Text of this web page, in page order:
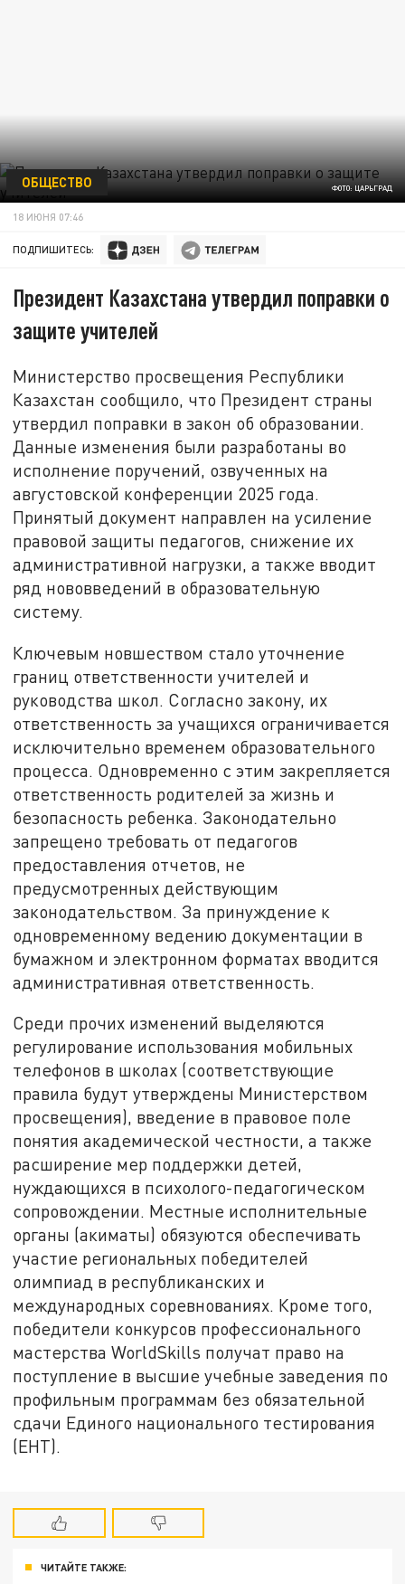
ФОТО: ЦАРЬГРАД
ОБЩЕСТВО
18 ИЮНЯ 07:46
ПОДПИШИТЕСЬ:
Президент Казахстана утвердил поправки о
защите учителей
Министерство просвещения Республики
Казахстан сообщило, что Президент страны
утвердил поправки в закон об образовании.
Данные изменения были разработаны во
исполнение поручений, озвученных на
августовской конференции 2025 года.
Принятый документ направлен на усиление
правовой защиты педагогов, снижение их
административной нагрузки, а также вводит
ряд нововведений в образовательную
систему.
Ключевым новшеством стало уточнение
границ ответственности учителей и
руководства школ. Согласно закону, их
ответственность за учащихся ограничивается
исключительно временем образовательного
процесса. Одновременно с этим закрепляется
ответственность родителей за жизнь и
безопасность ребенка. Законодательно
запрещено требовать от педагогов
предоставления отчетов, не
предусмотренных действующим
законодательством. За принуждение к
одновременному ведению документации в
бумажном и электронном форматах вводится
административная ответственность.
Среди прочих изменений выделяются
регулирование использования мобильных
телефонов в школах (соответствующие
правила будут утверждены Министерством
просвещения), введение в правовое поле
понятия академической честности, а также
расширение мер поддержки детей,
нуждающихся в психолого-педагогическом
сопровождении. Местные исполнительные
органы (акиматы) обязуются обеспечивать
участие региональных победителей
олимпиад в республиканских и
международных соревнованиях. Кроме того,
победители конкурсов профессионального
мастерства WorldSkills получат право на
поступление в высшие учебные заведения по
профильным программам без обязательной
сдачи Единого национального тестирования
(ЕНТ).
ЧИТАЙТЕ ТАКЖЕ: